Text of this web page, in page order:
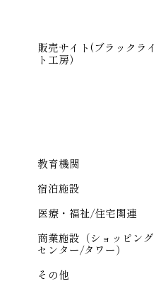
販売サイト(ブラックライ
ト工房）
教育機関
宿泊施設
医療・福祉/住宅関連
商業施設（ショッピング
センター/タワー）
その他